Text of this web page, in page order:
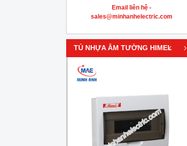
Email liên hệ -
sales@minhanhelectric.com
TỦ NHỰA ÂM TƯỜNG HIMEL
‹ ›